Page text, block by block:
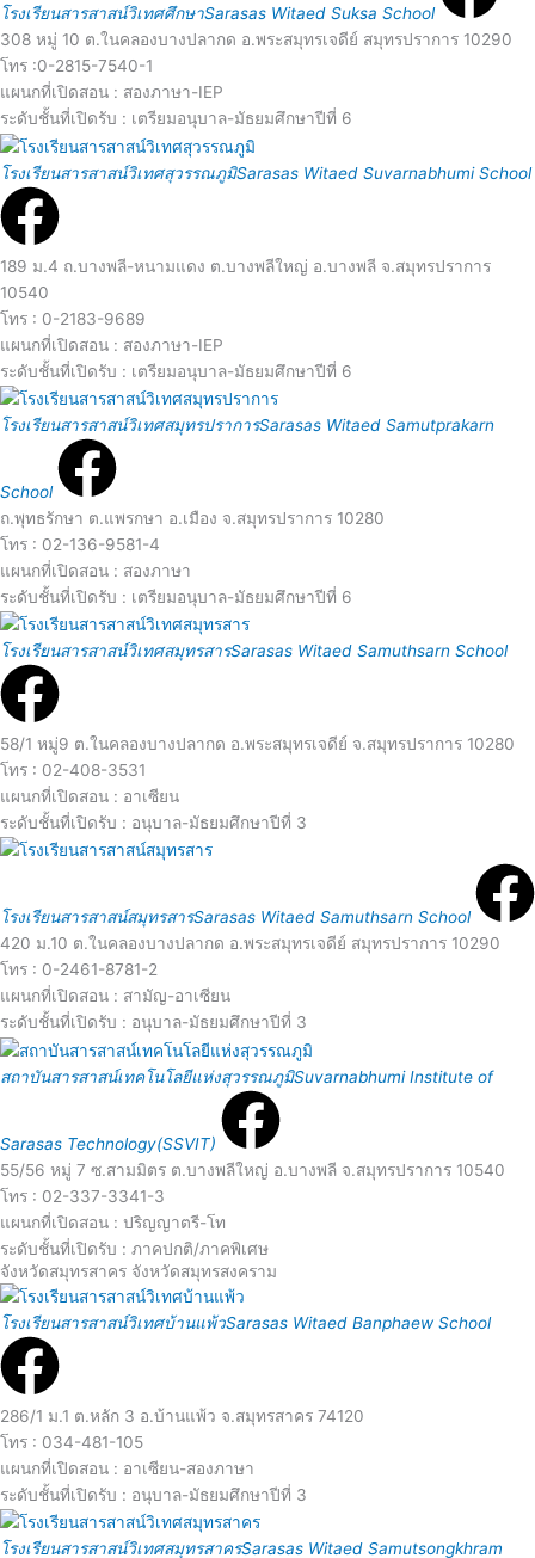
r
e
โรงเรียนสารสาสน์วิเทศศึกษาSarasas Witaed Suksa School
e
M
o
308 หมู่ 10 ต.ในคลองบางปลากด อ.พระสมุทรเจดีย์ สมุทรปราการ 10290
โทร :0-2815-7540-1
แผนกที่เปิดสอน : สองภาษา-IEP
ระดับชั้นที่เปิดรับ : เตรียมอนุบาล-มัธยมศึกษาปีที่ 6
โรงเรียนสารสาสน์วิเทศสุวรรณภูมิSarasas Witaed Suvarnabhumi School
R
e
a
d
M
o
r
e
189 ม.4 ถ.บางพลี-หนามแดง ต.บางพลีใหญ่ อ.บางพลี จ.สมุทรปราการ
10540
โทร : 0-2183-9689
แผนกที่เปิดสอน : สองภาษา-IEP
ระดับชั้นที่เปิดรับ : เตรียมอนุบาล-มัธยมศึกษาปีที่ 6
โรงเรียนสารสาสน์วิเทศสมุทรปราการSarasas Witaed Samutprakarn
School
R
e
a
d
M
r
e
ถ.พุทธรักษา ต.แพรกษา อ.เมือง จ.สมุทรปราการ 10280
โทร : 02-136-9581-4
แผนกที่เปิดสอน : สองภาษา
ระดับชั้นที่เปิดรับ : เตรียมอนุบาล-มัธยมศึกษาปีที่ 6
โรงเรียนสารสาสน์วิเทศสมุทรสารSarasas Witaed Samuthsarn School
R
e
a
d
M
o
r
e
58/1 หมู่9 ต.ในคลองบางปลากด อ.พระสมุทรเจดีย์ จ.สมุทรปราการ 10280
โทร : 02-408-3531
แผนกที่เปิดสอน : อาเซียน
ระดับชั้นที่เปิดรับ : อนุบาล-มัธยมศึกษาปีที่ 3
โรงเรียนสารสาสน์สมุทรสารSarasas Witaed Samuthsarn School
420 ม.10 ต.ในคลองบางปลากด อ.พระสมุทรเจดีย์ สมุทรปราการ 10290
โทร : 0-2461-8781-2
แผนกที่เปิดสอน : สามัญ-อาเซียน
ระดับชั้นที่เปิดรับ : อนุบาล-มัธยมศึกษาปีที่ 3
สถาบันสารสาสน์เทคโนโลยีแห่งสุวรรณภูมิSuvarnabhumi Institute of
Sarasas Technology(SSVIT)
R
e
a
d
M
r
e
55/56 หมู่ 7 ซ.สามมิตร ต.บางพลีใหญ่ อ.บางพลี จ.สมุทรปราการ 10540
โทร : 02-337-3341-3
แผนกที่เปิดสอน : ปริญญาตรี-โท
ระดับชั้นที่เปิดรับ : ภาคปกติ/ภาคพิเศษ
จังหวัดสมุทรสาคร จังหวัดสมุทรสงคราม
โรงเรียนสารสาสน์วิเทศบ้านแพ้วSarasas Witaed Banphaew School
R
e
a
d
286/1 ม.1 ต.หลัก 3 อ.บ้านแพ้ว จ.สมุทรสาคร 74120
โทร : 034-481-105
แผนกที่เปิดสอน : อาเซียน-สองภาษา
ระดับชั้นที่เปิดรับ : อนุบาล-มัธยมศึกษาปีที่ 3
โรงเรียนสารสาสน์วิเทศสมุทรสาครSarasas Witaed Samutsongkhram
R